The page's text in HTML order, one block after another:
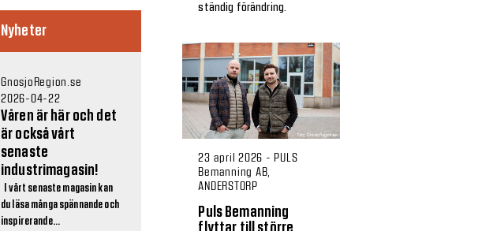
Nyheter
GnosjoRegion.se
2026-04-22
Våren är här och det
är också vårt
senaste
industrimagasin!
I vårt senaste magasin kan
du läsa många spännande och
inspirerande...
ständig förändring.
23 april 2026 - PULS
Bemanning AB,
ANDERSTORP
Puls Bemanning
flyttar till större